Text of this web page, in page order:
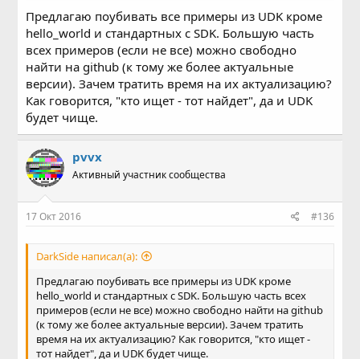
Предлагаю поубивать все примеры из UDK кроме
hello_world и стандартных с SDK. Большую часть
всех примеров (если не все) можно свободно
найти на github (к тому же более актуальные
версии). Зачем тратить время на их актуализацию?
Как говорится, "кто ищет - тот найдет", да и UDK
будет чище.
pvvx
Активный участник сообщества
17 Окт 2016 #136
DarkSide написал(а):
Предлагаю поубивать все примеры из UDK кроме
hello_world и стандартных с SDK. Большую часть всех
примеров (если не все) можно свободно найти на github
(к тому же более актуальные версии). Зачем тратить
время на их актуализацию? Как говорится, "кто ищет -
тот найдет", да и UDK будет чище.